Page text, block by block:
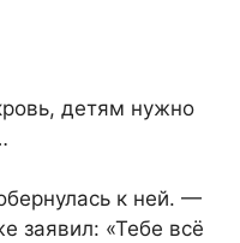
детям нужно
к ней. —
заявил: «Тебе всё